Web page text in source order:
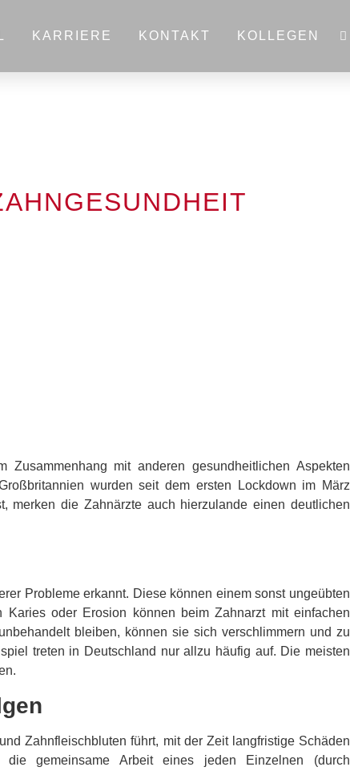
KARRIERE KONTAKT KOLLEGEN
mit anderen gesundheitlichen Aspekten
wurden seit dem ersten Lockdown im März
merken die Zahnärzte auch hierzulande einen deutlichen
Probleme erkannt. Diese können einem sonst ungeübten
oder Erosion können beim Zahnarzt mit einfachen
bleiben, können sie sich verschlimmern und zu
treten in Deutschland nur allzu häufig auf. Die meisten
Zahnfleischbluten führt, mit der Zeit langfristige Schäden
die gemeinsame Arbeit eines jeden Einzelnen (durch